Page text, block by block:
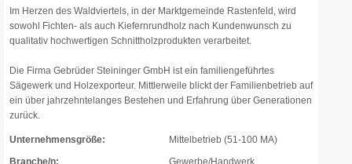
Im Herzen des Waldviertels, in der Marktgemeinde Rastenfeld, wird
sowohl Fichten- als auch Kiefernrundholz nach Kundenwunsch zu
qualitativ hochwertigen Schnittholzprodukten verarbeitet.
Die Firma Gebrüder Steininger GmbH ist ein familiengeführtes
Sägewerk und Holzexporteur. Mittlerweile blickt der Familienbetrieb auf
ein über jahrzehntelanges Bestehen und Erfahrung über Generationen
zurück.
Unternehmensgröße:
Mittelbetrieb (51-100 MA)
Branche/n:
Gewerbe/Handwerk